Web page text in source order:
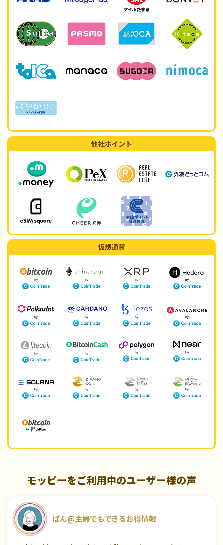
他社ポイント
仮想通貨
モッピーをご利用中のユーザー様の声
ぱん@主婦でもできるお得情報